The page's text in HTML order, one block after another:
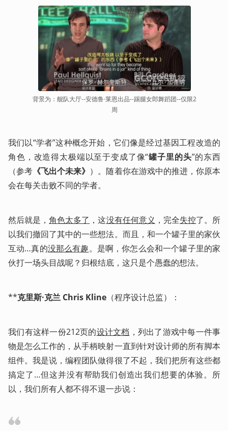
背景为：舰队大厅--安德鲁·莱恩出品--踢腿女郎舞蹈团--仅限2
周
我们以“学者”这种概念开始，它们像是经过基因工程改造的
角色，改造得太极端以至于变成了像“罐子里的头”的东西
（参考 《飞出个未来》 ）。随着你在游戏中的推进，你原本
会在每关击败不同的学者。
然后就是，角色太多了 ，这没有任何意义 ，完全失控了。所
以我们撤回了其中的一些想法。而且，和一个罐子里的家伙
互动…真的没那么有趣。是啊，你怎么会和一个罐子里的家
伙打一场头目战呢？归根结底，这只是个愚蠢的想法。
**克里斯·克兰 Chris Kline （程序设计总监）：
我们有这样一份212页的设计文档 ，列出了游戏中每一件事
物是怎么工作的，从手柄映射一直到针对设计师的所有脚本
组件。我是说，编程团队做得很了不起，我们把所有这些都
搞定了…但这并没有帮助我们创造出我们想要的体验。所
以，我们所有人都不得不退一步说：